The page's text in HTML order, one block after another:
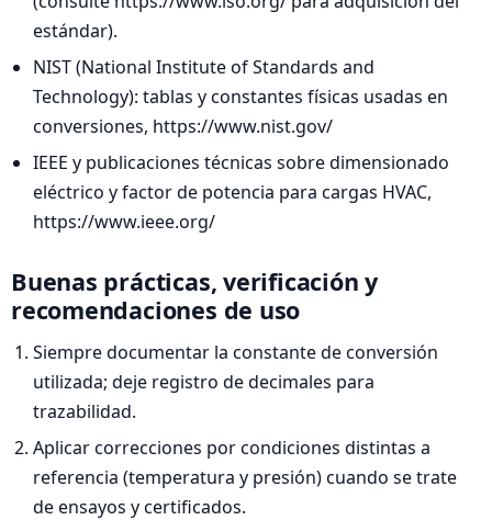
estándar).
NIST (National Institute of Standards and
Technology): tablas y constantes físicas usadas en
conversiones, https://www.nist.gov/
IEEE y publicaciones técnicas sobre dimensionado
eléctrico y factor de potencia para cargas HVAC,
https://www.ieee.org/
Buenas prácticas, verificación y
recomendaciones de uso
Siempre documentar la constante de conversión
utilizada; deje registro de decimales para
trazabilidad.
Aplicar correcciones por condiciones distintas a
referencia (temperatura y presión) cuando se trate
de ensayos y certificados.